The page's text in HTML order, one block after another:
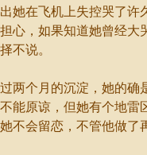
她在飞机上失控哭了许
心，如果知道她曾经大
不说。
个月的沉淀，她的确
能原谅，但她有个地雷
不会留恋，不管他做了